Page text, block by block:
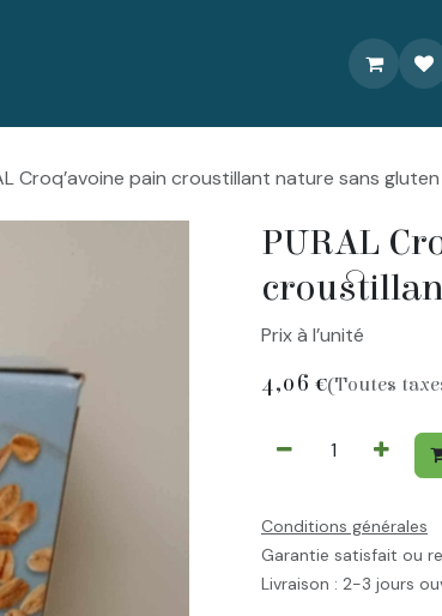
Contactez-
Croq’avoine pain croustillant nature sans gluten
PURAL
Prix à l’unité
4,06 €(Toutes
Conditions générales
Garantie satisfait ou
Livraison : 2-3 jours